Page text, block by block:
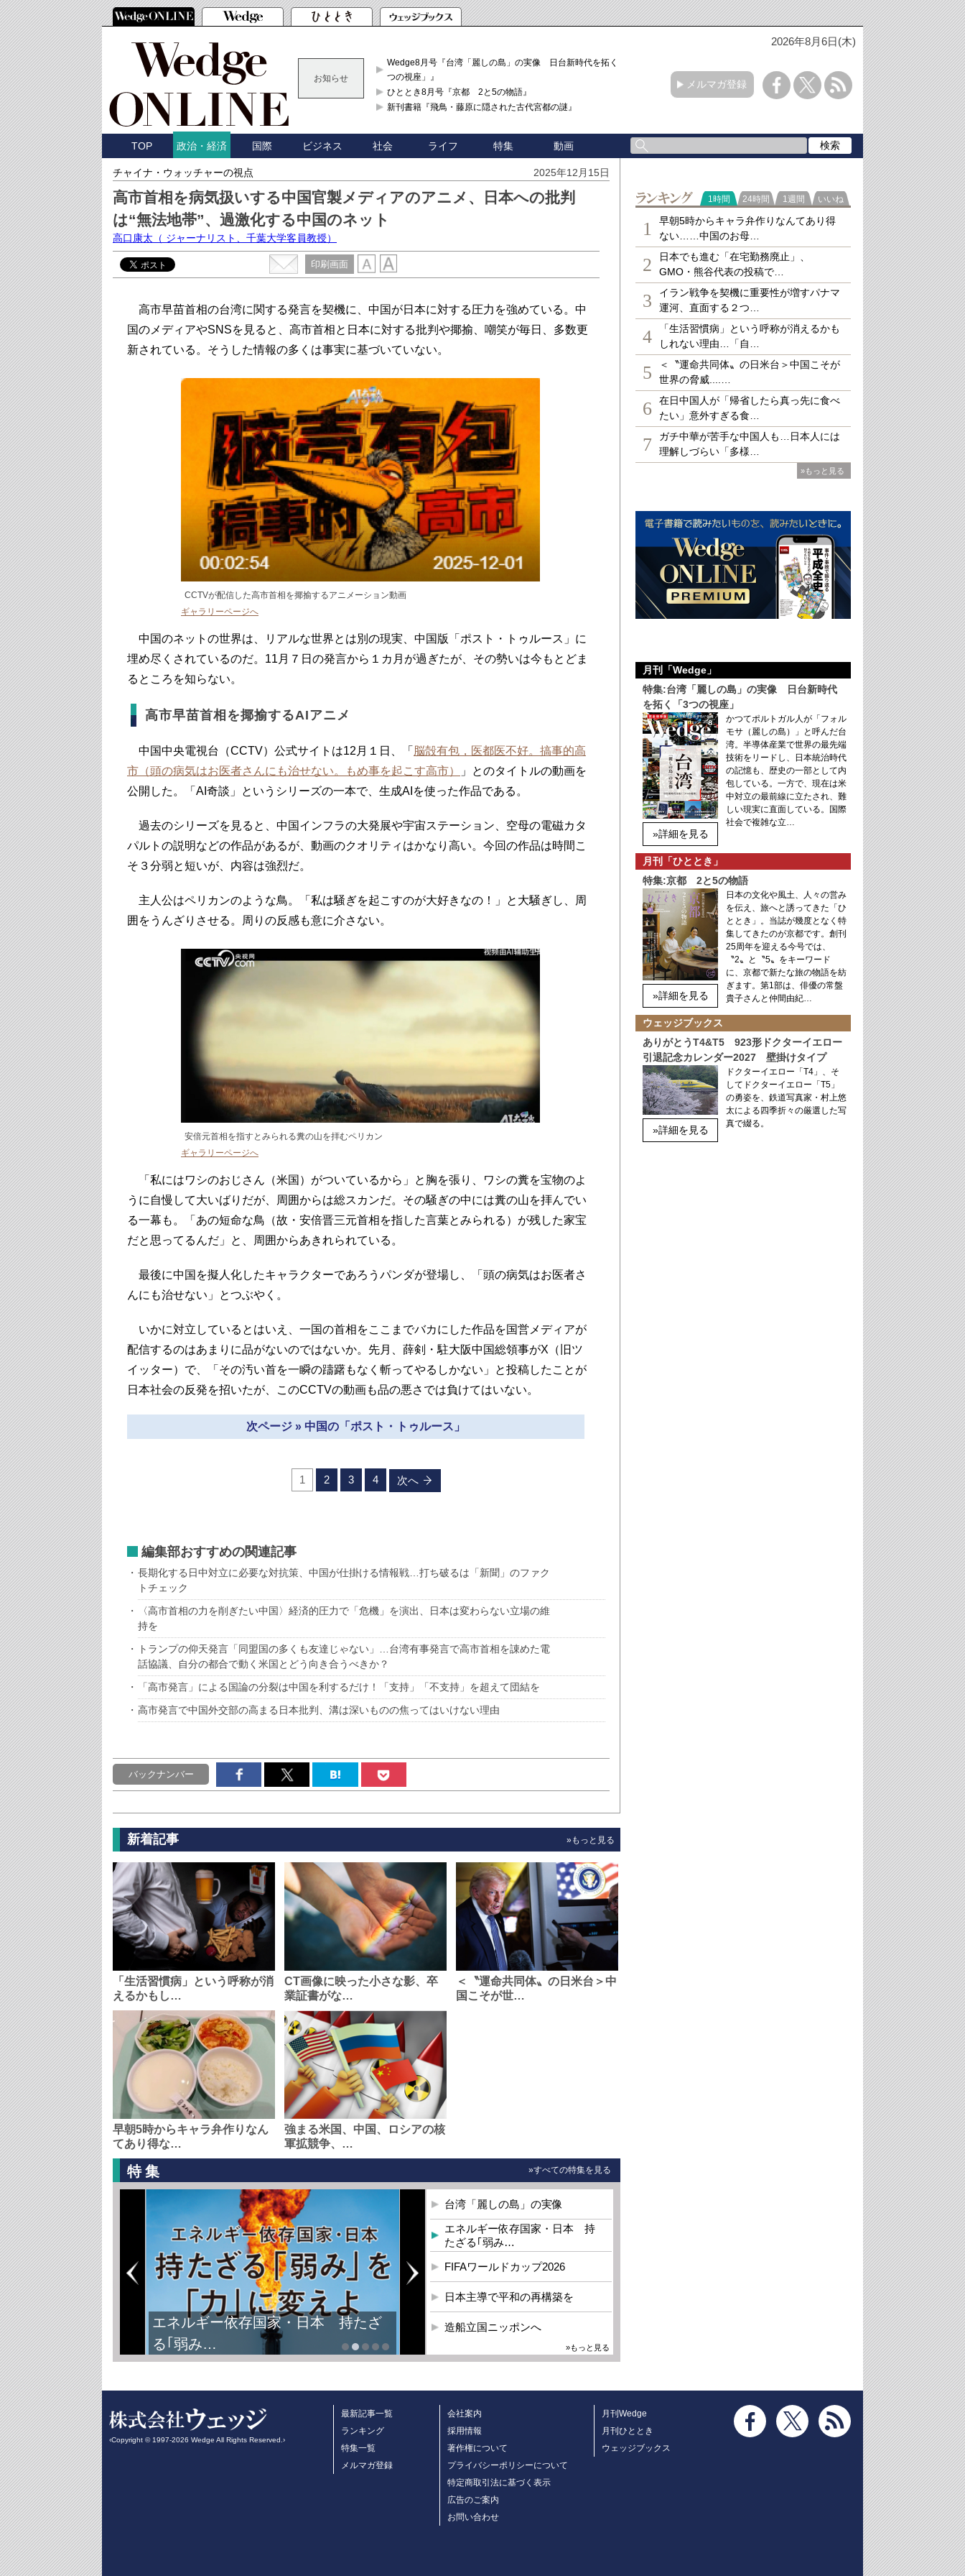
2026年8月6日(木)
お知らせ
Wedge8月号『台湾「麗しの島」の実像 日台新時代を拓く「3
つの視座」』
ひととき8月号『京都 2と5の物語』
新刊書籍『飛鳥・藤原に隠された古代宮都の謎』
メルマガ登録
TOP 政治・経済 国際 ビジネス 社会 ライフ 特集 動画
チャイナ・ウォッチャーの視点 2025年12月15日
高市首相を病気扱いする中国官製メディアのアニメ、日本への批判
は“無法地帯”、過激化する中国のネット
高口康太 （ ジャーナリスト、千葉大学客員教授）
印刷画面
高市早苗首相の台湾に関する発言を契機に、中国が日本に対する圧力を強めている。中
国のメディアやSNSを見ると、高市首相と日本に対する批判や揶揄、嘲笑が毎日、多数更
新されている。そうした情報の多くは事実に基づいていない。
CCTVが配信した高市首相を揶揄するアニメーション動画
ギャラリーページへ
中国のネットの世界は、リアルな世界とは別の現実、中国版「ポスト・トゥルース」に
埋め尽くされているのだ。11月７日の発言から１カ月が過ぎたが、その勢いは今もとどま
るところを知らない。
高市早苗首相を揶揄するAIアニメ
中国中央電視台（CCTV）公式サイトは12月１日、「 脳殻有包，医都医不好。搞事的高
市（頭の病気はお医者さんにも治せない。もめ事を起こす高市）
」とのタイトルの動画を
公開した。「AI奇談」というシリーズの一本で、生成AIを使った作品である。
過去のシリーズを見ると、中国インフラの大発展や宇宙ステーション、空母の電磁カタ
パルトの説明などの作品があるが、動画のクオリティはかなり高い。今回の作品は時間こ
そ３分弱と短いが、内容は強烈だ。
主人公はペリカンのような鳥。「私は騒ぎを起こすのが大好きなの！」と大騒ぎし、周
囲をうんざりさせる。周りの反感も意に介さない。
安倍元首相を指すとみられる糞の山を拝むペリカン
ギャラリーページへ
「私にはワシのおじさん（米国）がついているから」と胸を張り、ワシの糞を宝物のよ
うに自慢して大いばりだが、周囲からは総スカンだ。その騒ぎの中には糞の山を拝んでい
る一幕も。「あの短命な鳥（故・安倍晋三元首相を指した言葉とみられる）が残した家宝
だと思ってるんだ」と、周囲からあきれられている。
最後に中国を擬人化したキャラクターであろうパンダが登場し、「頭の病気はお医者さ
んにも治せない」とつぶやく。
いかに対立しているとはいえ、一国の首相をここまでバカにした作品を国営メディアが
配信するのはあまりに品がないのではないか。先月、薛剣・駐大阪中国総領事がX（旧ツ
イッター）で、「その汚い首を一瞬の躊躇もなく斬ってやるしかない」と投稿したことが
日本社会の反発を招いたが、このCCTVの動画も品の悪さでは負けてはいない。
次ページ » 中国の「ポスト・トゥルース」
1 2 3 4 次へ
編集部おすすめの関連記事
長期化する日中対立に必要な対抗策、中国が仕掛ける情報戦…打ち破るは「新聞」のファク
トチェック
〈高市首相の力を削ぎたい中国〉経済的圧力で「危機」を演出、日本は変わらない立場の維
持を
トランプの仰天発言「同盟国の多くも友達じゃない」…台湾有事発言で高市首相を諌めた電
話協議、自分の都合で動く米国とどう向き合うべきか？
「高市発言」による国論の分裂は中国を利するだけ！「支持」「不支持」を超えて団結を
高市発言で中国外交部の高まる日本批判、溝は深いものの焦ってはいけない理由
バックナンバー
新着記事 »もっと見る
「生活習慣病」という呼称が消
えるかもし…
CT画像に映った小さな影、卒
業証書がな…
＜〝運命共同体〟の日米台＞中
国こそが世…
早朝5時からキャラ弁作りなん
てあり得な…
強まる米国、中国、ロシアの核
軍拡競争、…
特集 »すべての特集を見る
エネルギー依存国家・日本 持たざ
る｢弱み…
台湾「麗しの島」の実像
エネルギー依存国家・日本 持
たざる｢弱み…
FIFAワールドカップ2026
日本主導で平和の再構築を
造船立国ニッポンへ
»もっと見る
ランキング
1時間 24時間 1週間 いいね
1
早朝5時からキャラ弁作りなんてあり得
ない……中国のお母…
2
日本でも進む「在宅勤務廃止」、
GMO・熊谷代表の投稿で…
3
イラン戦争を契機に重要性が増すパナマ
運河、直面する２つ…
4
「生活習慣病」という呼称が消えるかも
しれない理由…「自…
5
＜〝運命共同体〟の日米台＞中国こそが
世界の脅威....…
6
在日中国人が「帰省したら真っ先に食べ
たい」意外すぎる食…
7
ガチ中華が苦手な中国人も…日本人には
理解しづらい「多様…
»もっと見る
月刊「Wedge」
特集:台湾「麗しの島」の実像 日台新時代
を拓く「3つの視座」
»詳細を見る
かつてポルトガル人が「フォル
モサ（麗しの島）」と呼んだ台
湾。半導体産業で世界の最先端
技術をリードし、日本統治時代
の記憶も、歴史の一部として内
包している。一方で、現在は米
中対立の最前線に立たされ、難
しい現実に直面している。国際
社会で複雑な立…
月刊「ひととき」
特集:京都 2と5の物語
»詳細を見る
日本の文化や風土、人々の営み
を伝え、旅へと誘ってきた「ひ
ととき」。当誌が幾度となく特
集してきたのが京都です。創刊
25周年を迎える今号では、
〝2〟と〝5〟をキーワード
に、京都で新たな旅の物語を紡
ぎます。第1部は、俳優の常盤
貴子さんと仲間由紀…
ウェッジブックス
ありがとうT4&T5 923形ドクターイエロー
引退記念カレンダー2027 壁掛けタイプ
»詳細を見る
ドクターイエロー「T4」、そ
してドクターイエロー「T5」
の勇姿を、鉄道写真家・村上悠
太による四季折々の厳選した写
真で綴る。
‹Copyright © 1997-2026 Wedge All Rights Reserved.›
最新記事一覧
ランキング
特集一覧
メルマガ登録
会社案内
採用情報
著作権について
プライバシーポリシーについて
特定商取引法に基づく表示
広告のご案内
お問い合わせ
月刊Wedge
月刊ひととき
ウェッジブックス